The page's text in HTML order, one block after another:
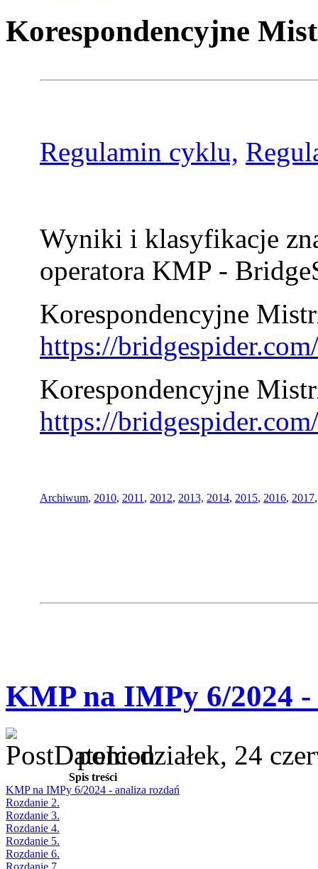
Korespondencyjne
Regulamin cyklu,
Wyniki i klasyfikacje
operatora KMP -
Korespondencyjne
https://
Korespondencyjne
https://
Archiwum, 2010, 2011 , 2012, 2013, 2014, 2015, 2016, 2017
KMP na IMPy 6/2024
poniedziałek, 24
Spis treści
KMP na IMPy 6/2024 - analiza rozdań
Rozdanie 2.
Rozdanie 3.
Rozdanie 4.
Rozdanie 5.
Rozdanie 6.
Rozdanie 7.